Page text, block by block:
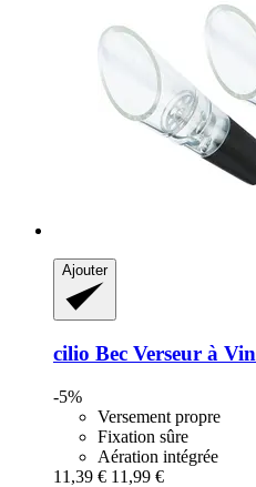
Ajouter
cilio Bec Verseur à Vin
-5%
Versement propre
Fixation sûre
Aération intégrée
11,39 € 11,99 €